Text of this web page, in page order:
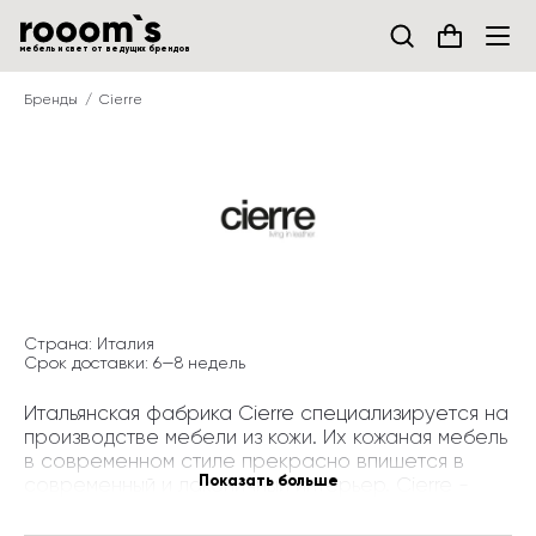
мебель и свет от ведущих брендов
Бренды Cierre
Итальянская фабрика Cierre специализируется на
производстве мебели из кожи. Их кожаная мебель
в современном стиле прекрасно впишется в
современный и лаконичный интерьер. Cierre -
Показать больше
Страна: Италия
Срок доставки: 6—8 недель